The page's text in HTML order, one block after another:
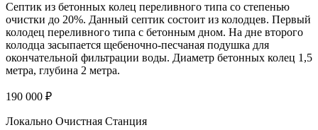
Септик из бетонных колец переливного типа со степенью
очистки до 20%. Данный септик состоит из колодцев. Первый
колодец переливного типа с бетонным дном. На дне второго
колодца засыпается щебеночно-песчаная подушка для
окончательной фильтрации воды. Диаметр бетонных колец 1,5
метра, глубина 2 метра.
190 000 ₽
Локально Очистная Станция